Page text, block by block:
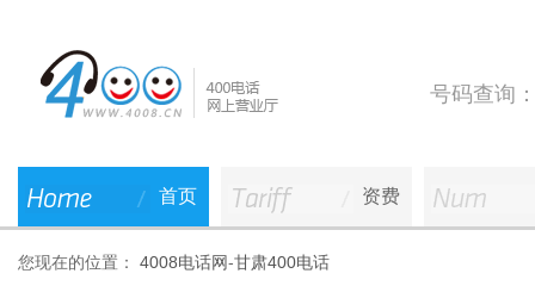
号码查询
首页 资费
您现在的位置： 4008电话网-甘肃400电话